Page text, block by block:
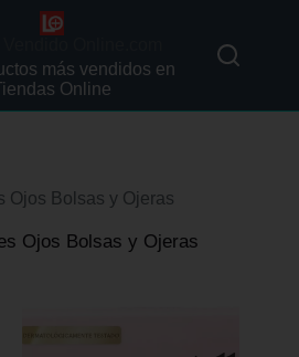
más vendidos en
Online
Ojos Bolsas y Ojeras
Ojos Bolsas y Ojeras